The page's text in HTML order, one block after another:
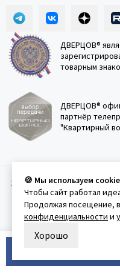
ДВЕРЦОВ®
товарным
ДВЕРЦОВ®
партнёр
"Квартирный
2011-2026 © Дверцов. Карта
конфеденциальности
🍪 Мы используем
Чтобы сайт работал
Продолжая посещение,
конфиденциальности и
Хорошо